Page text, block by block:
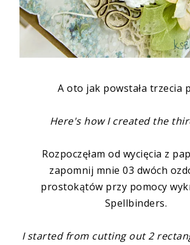
A oto jak powstała trzecia
Here's how I created the
Rozpoczęłam od wycięcia z
zapomnij mnie 03 dwóch
prostokątów przy pomocy
Spellbinders.
I started from cutting out 2